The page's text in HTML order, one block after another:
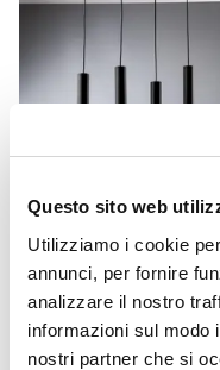
Questo sito web
Utilizziamo i cookie
annunci, per fornire
analizzare il nostro
informazioni sul modo
nostri partner che si
Posti A Sedere
6 posti
CODICE:FK-4N
Set da 4 lampade sospese
metallo nero
€ 135,01